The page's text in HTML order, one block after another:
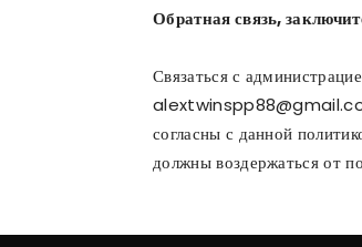
Обратная связь,
Связаться с
согласны с данной
должны воздержаться от